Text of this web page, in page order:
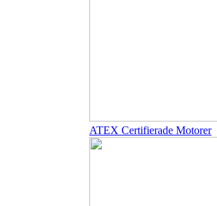
ATEX Certifierade Motorer